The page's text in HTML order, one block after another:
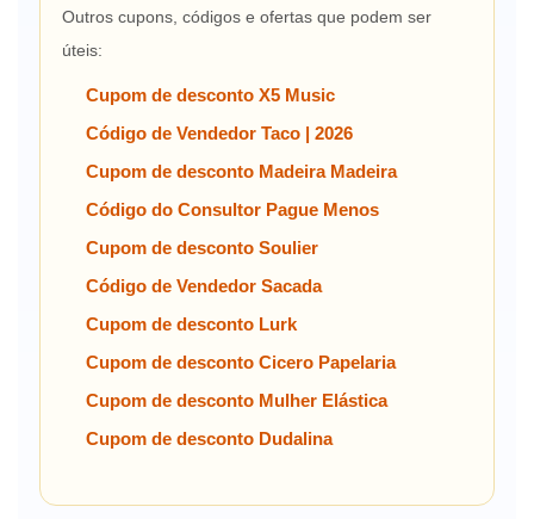
Outros cupons, códigos e ofertas que podem ser
úteis:
Cupom de desconto X5 Music
Código de Vendedor Taco | 2026
Cupom de desconto Madeira Madeira
Código do Consultor Pague Menos
Cupom de desconto Soulier
Código de Vendedor Sacada
Cupom de desconto Lurk
Cupom de desconto Cicero Papelaria
Cupom de desconto Mulher Elástica
Cupom de desconto Dudalina